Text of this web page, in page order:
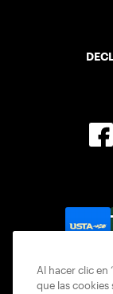
Al hacer clic en
que las